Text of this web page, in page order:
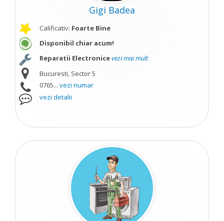
Gigi Badea
Calificativ: Foarte Bine
Disponibil chiar acum!
Reparatii Electronicevezi mai mult
Bucuresti, Sector 5
0765... vezi numar
vezi detalii